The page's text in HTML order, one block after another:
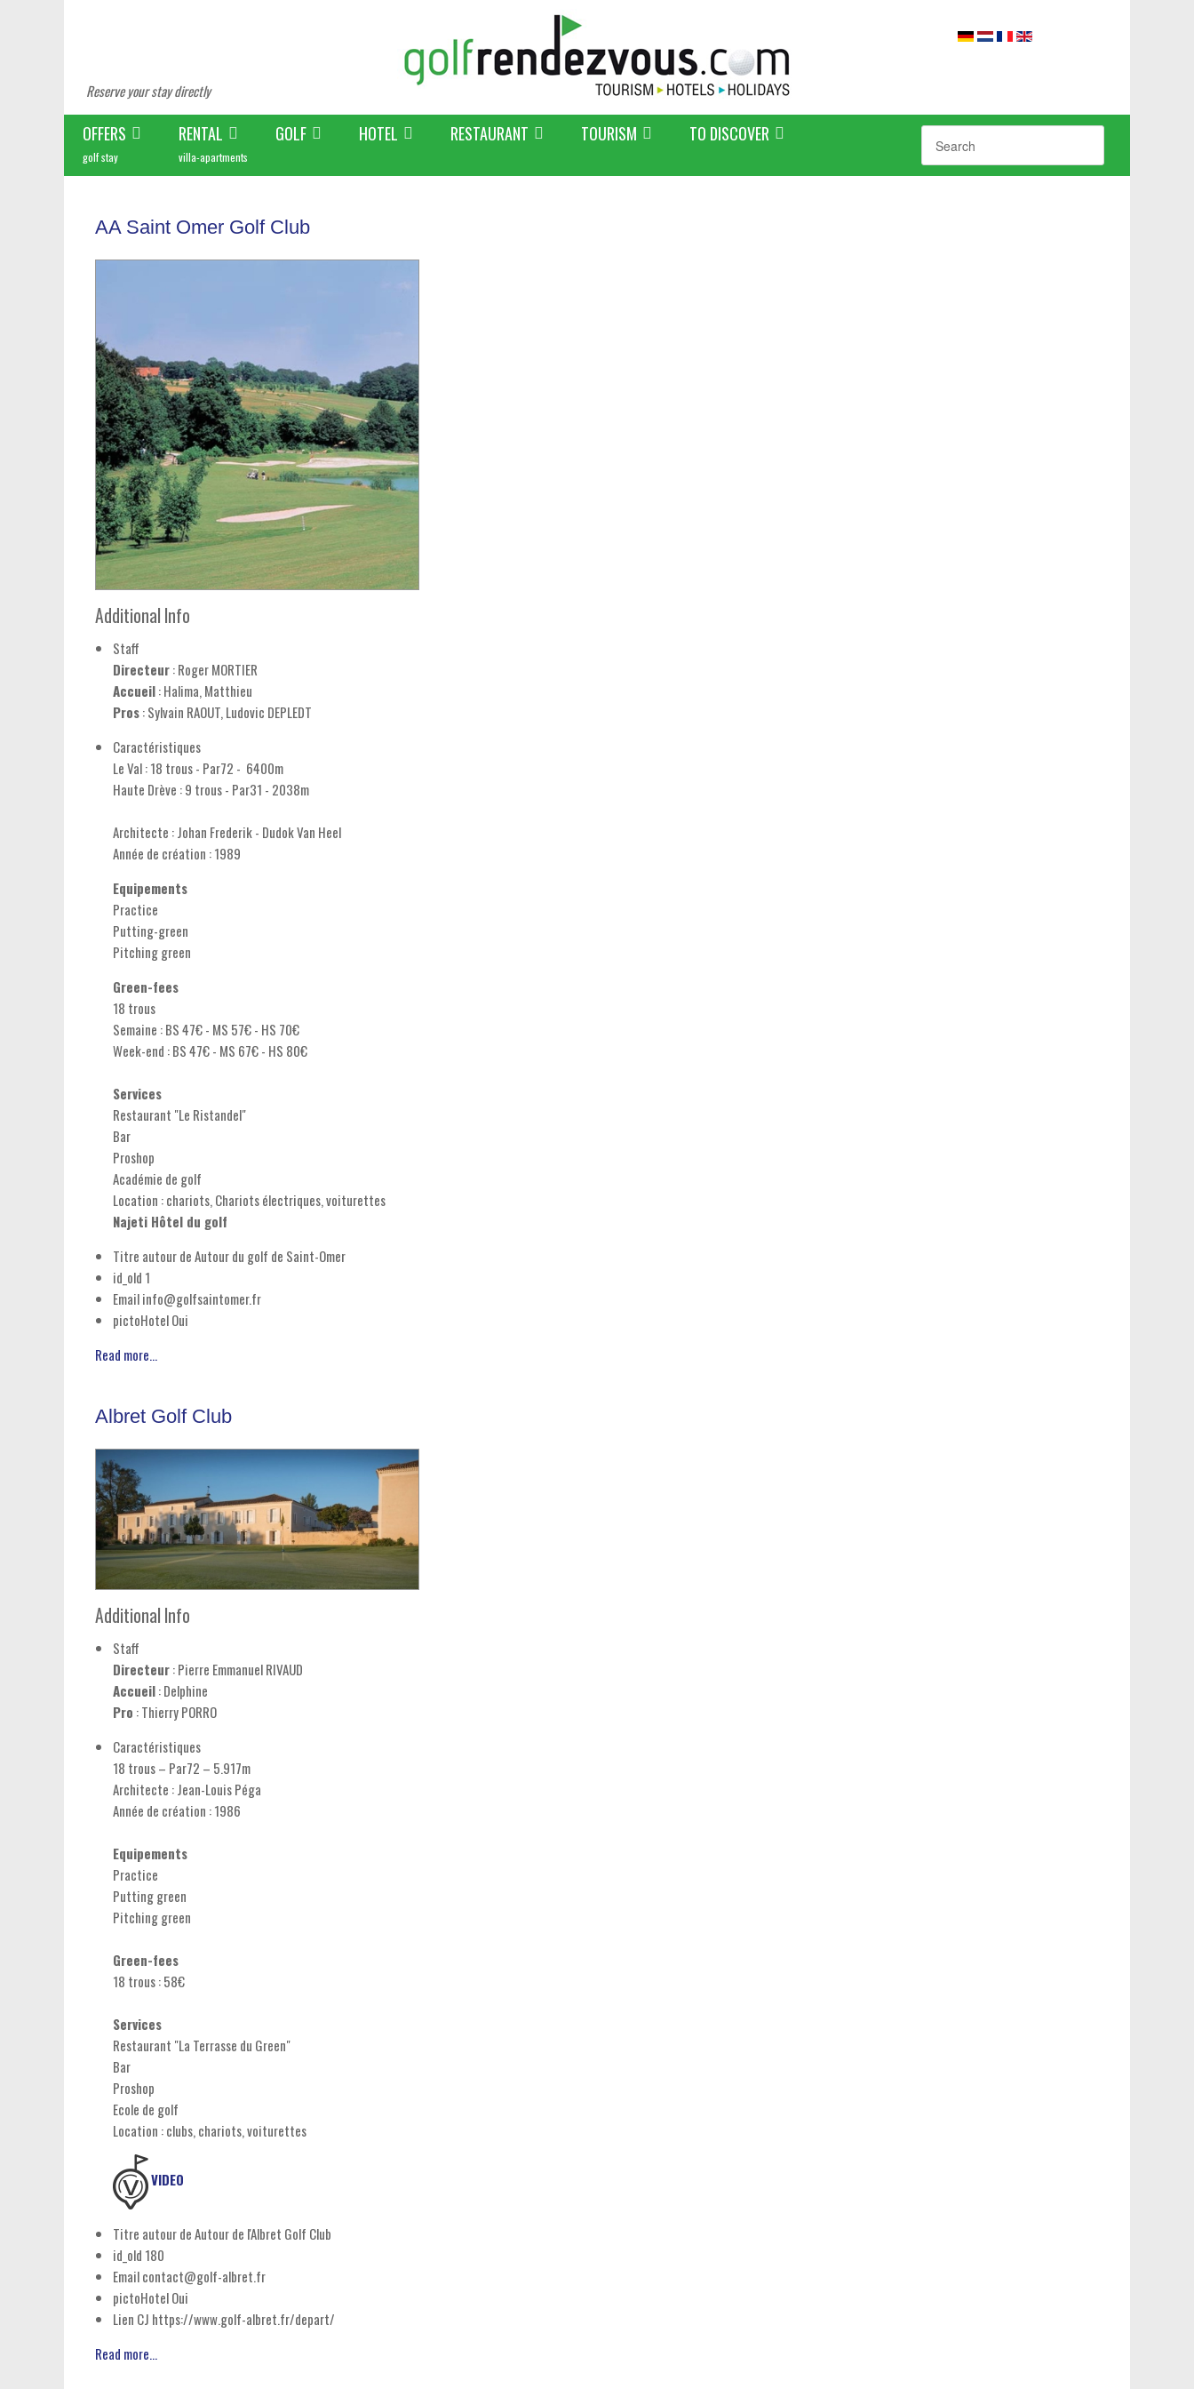
Reserve your stay directly
OFFERS
golf stay
RENTAL
villa-apartments
GOLF HOTEL RESTAURANT TOURISM TO DISCOVER
AA Saint Omer Golf Club
Additional Info
Staff
Directeur: Roger MORTIER
Accueil: Halima, Matthieu
Pros: Sylvain RAOUT, Ludovic DEPLEDT
Caractéristiques
Le Val : 18 trous - Par72 - 6400m
Haute Drève : 9 trous - Par31 - 2038m
Architecte : Johan Frederik - Dudok Van Heel
Année de création : 1989
Equipements
Practice
Putting-green
Pitching green
Green-fees
18 trous
Semaine : BS 47€ - MS 57€ - HS 70€
Week-end : BS 47€ - MS 67€ - HS 80€
Services
Restaurant "Le Ristandel"
Bar
Proshop
Académie de golf
Location : chariots, Chariots électriques, voiturettes
Najeti Hôtel du golf
Titre autour deAutour du golf de Saint-Omer
id_old 1
Emailinfo@golfsaintomer.fr
pictoHotelOui
Read more...
Albret Golf Club
Additional Info
Staff
Directeur: Pierre Emmanuel RIVAUD
Accueil: Delphine
Pro : Thierry PORRO
Caractéristiques
18 trous – Par72 – 5.917m
Architecte : Jean-Louis Péga
Année de création : 1986
Equipements
Practice
Putting green
Pitching green
Green-fees
18 trous : 58€
Services
Restaurant "La Terrasse du Green"
Bar
Proshop
Ecole de golf
Location : clubs, chariots, voiturettes
VIDEO
Titre autour deAutour de l'Albret Golf Club
id_old 180
Emailcontact@golf-albret.fr
pictoHotelOui
Lien CJ https://www.golf-albret.fr/depart/
Read more...